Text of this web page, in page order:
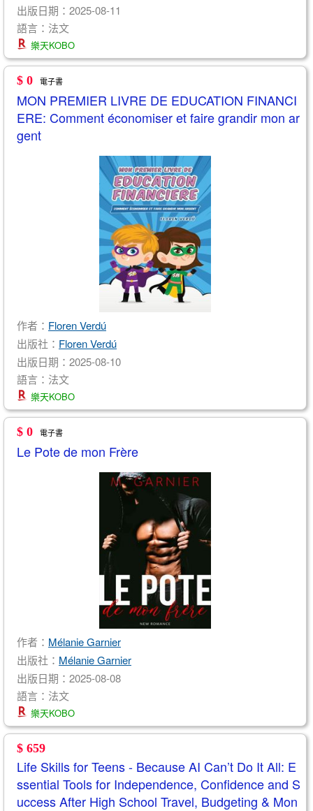
出版日期：2025-08-11
語言：法文
樂天KOBO
$ 0 電子書
MON PREMIER LIVRE DE EDUCATION FINANCI
ERE: Comment économiser et faire grandir mon ar
gent
作者： Floren Verdú
出版社： ​Floren Verdú
出版日期：2025-08-10
語言：法文
樂天KOBO
$ 0 電子書
Le Pote de mon Frère
作者： Mélanie Garnier
出版社： Mélanie Garnier
出版日期：2025-08-08
語言：法文
樂天KOBO
$ 659
Life Skills for Teens - Because AI Can’t Do It All: E
ssential Tools for Independence, Confidence and S
uccess After High School Travel, Budgeting & Mon